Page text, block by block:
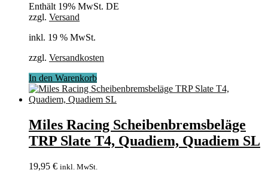
Enthält 19% MwSt. DE
zzgl. Versand
inkl. 19 % MwSt.
zzgl. Versandkosten
In den Warenkorb
Miles Racing Scheibenbremsbeläge
TRP Slate T4, Quadiem, Quadiem SL
19,95 € inkl. MwSt.